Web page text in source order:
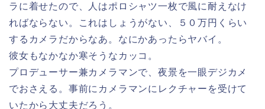
ラに着せたので、人はポロシャツ一枚で風に耐えなけ
ればならない。これはしょうがない、５０万円くらい
するカメラだからなあ。なにかあったらヤバイ。
彼女もなかなか寒そうなカッコ。
プロデューサー兼カメラマンで、夜景を一眼デジカメ
でおさえる。事前にカメラマンにレクチャーを受けて
いたから大丈夫だろう。